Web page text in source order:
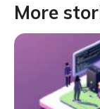
More